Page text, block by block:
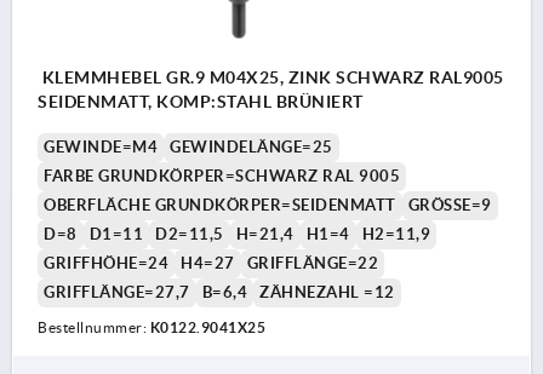
KLEMMHEBEL GR.9 M04X25, ZINK SCHWARZ RAL9005
SEIDENMATT, KOMP:STAHL BRÜNIERT
GEWINDE=M4
GEWINDELÄNGE=25
FARBE GRUNDKÖRPER=SCHWARZ RAL 9005
OBERFLÄCHE GRUNDKÖRPER=SEIDENMATT
GRÖSSE=9
D=8
D1=11 D2=11,5 H=21,4 H1=4
H2=11,9
GRIFFHÖHE=24
H4=27
GRIFFLÄNGE=22
GRIFFLÄNGE=27,7
B=6,4 ZÄHNEZAHL =12
Bestellnummer: K0122.9041X25